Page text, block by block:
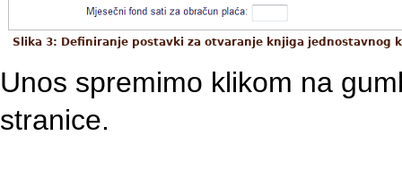
Slika 3: Definiranje postavki za otvaranje knjiga jednostavnog
Unos spremimo klikom na
stranice.